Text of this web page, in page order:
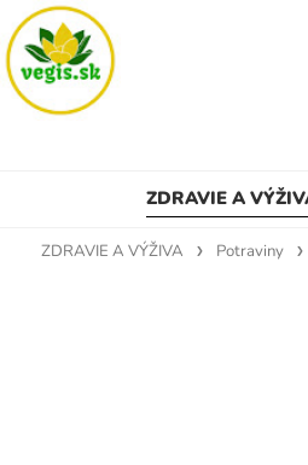
ZDRAVIE A
ZDRAVIE A VÝŽIVA Potraviny